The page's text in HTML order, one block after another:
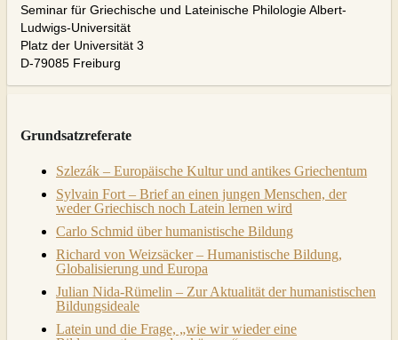
Seminar für Griechische und Lateinische Philologie Albert-
Ludwigs-Universität
Platz der Universität 3
D-79085 Freiburg
Grundsatzreferate
Szlezák – Europäische Kultur und antikes Griechentum
Sylvain Fort – Brief an einen jungen Menschen, der
weder Griechisch noch Latein lernen wird
Carlo Schmid über humanistische Bildung
Richard von Weizsäcker – Humanistische Bildung,
Globalisierung und Europa
Julian Nida-Rümelin – Zur Aktualität der humanistischen
Bildungsideale
Latein und die Frage, „wie wir wieder eine